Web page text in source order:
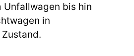
Unfallwagen bis hin
in